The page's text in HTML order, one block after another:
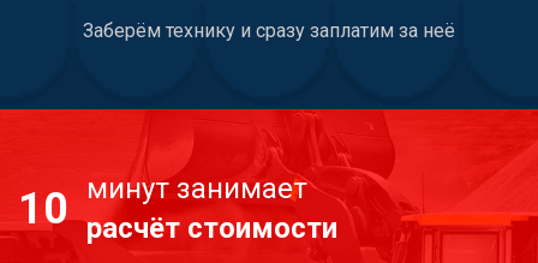
Заберём технику и сразу заплатим за неё
10
минут занимает
расчёт стоимости